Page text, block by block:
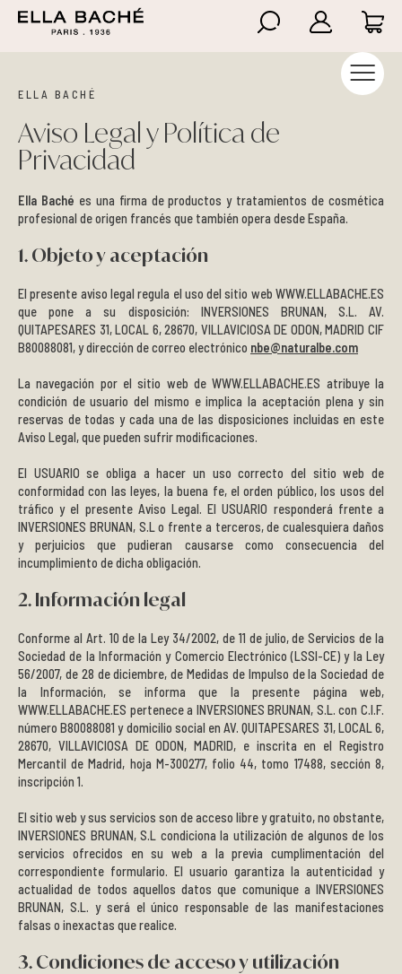
ELLA BACHÉ
Aviso Legal y Política de
Privacidad
Ella Baché es una firma de productos y tratamientos de cosmética
profesional de origen francés que también opera desde España.
1. Objeto y aceptación
El presente aviso legal regula el uso del sitio web WWW.ELLABACHE.ES
que pone a su disposición: INVERSIONES BRUNAN, S.L. AV.
QUITAPESARES 31, LOCAL 6, 28670, VILLAVICIOSA DE ODON, MADRID CIF
B80088081, y dirección de correo electrónico nbe@naturalbe.com
La navegación por el sitio web de WWW.ELLABACHE.ES atribuye la
condición de usuario del mismo e implica la aceptación plena y sin
reservas de todas y cada una de las disposiciones incluidas en este
Aviso Legal, que pueden sufrir modificaciones.
El USUARIO se obliga a hacer un uso correcto del sitio web de
conformidad con las leyes, la buena fe, el orden público, los usos del
tráfico y el presente Aviso Legal. El USUARIO responderá frente a
INVERSIONES BRUNAN, S.L o frente a terceros, de cualesquiera daños
y perjuicios que pudieran causarse como consecuencia del
incumplimiento de dicha obligación.
2. Información legal
Conforme al Art. 10 de la Ley 34/2002, de 11 de julio, de Servicios de la
Sociedad de la Información y Comercio Electrónico (LSSI-CE) y la Ley
56/2007, de 28 de diciembre, de Medidas de Impulso de la Sociedad de
la Información, se informa que la presente página web,
WWW.ELLABACHE.ES pertenece a INVERSIONES BRUNAN, S.L. con C.I.F.
número B80088081 y domicilio social en AV. QUITAPESARES 31, LOCAL 6,
28670, VILLAVICIOSA DE ODON, MADRID, e inscrita en el Registro
Mercantil de Madrid, hoja M-300277, folio 44, tomo 17488, sección 8,
inscripción 1.
El sitio web y sus servicios son de acceso libre y gratuito, no obstante,
INVERSIONES BRUNAN, S.L condiciona la utilización de algunos de los
servicios ofrecidos en su web a la previa cumplimentación del
correspondiente formulario. El usuario garantiza la autenticidad y
actualidad de todos aquellos datos que comunique a INVERSIONES
BRUNAN, S.L. y será el único responsable de las manifestaciones
falsas o inexactas que realice.
3. Condiciones de acceso y utilización
Hidratación
Luminosidad y Rejuvenecimiento
Arrugas - Firmeza
Lifting - Densidad
Anti edad Global Premium
Pieles sensibles
Pieles grasas
Pieles secas
Manchas
Solares
Contorno de Ojos
Serums
Mascarillas
Hidratación
Nutricosméticos
Piernas cansadas
Solares
Exfoliantes
Política de envíos
Cambios y devoluciones
Política de cookies